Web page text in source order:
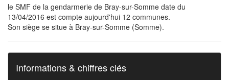
le SMF de la gendarmerie de Bray-sur-Somme date du
13/04/2016 est compte aujourd'hui 12 communes.
Son siège se situe à Bray-sur-Somme (Somme).
Informations & chiffres clés